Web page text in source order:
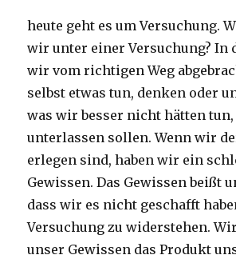
heute geht es um Versuchung.
wir unter einer Versuchung? In
wir vom richtigen Weg
selbst etwas tun, denken oder
was wir besser nicht hätten
unterlassen sollen. Wenn wir
erlegen sind, haben wir ein
Gewissen. Das Gewissen beißt
dass wir es nicht geschafft
Versuchung zu widerstehen.
unser Gewissen das Produkt